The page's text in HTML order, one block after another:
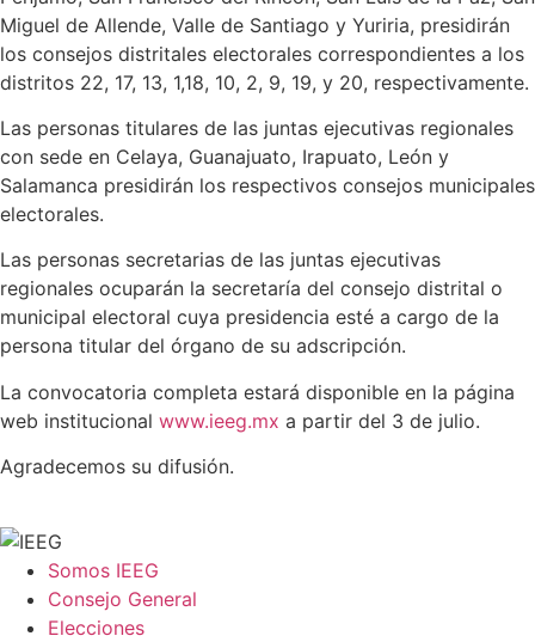
Miguel de Allende, Valle de Santiago y Yuriria, presidirán
los consejos distritales electorales correspondientes a los
distritos 22, 17, 13, 1,18, 10, 2, 9, 19, y 20, respectivamente.
Las personas titulares de las juntas ejecutivas regionales
con sede en Celaya, Guanajuato, Irapuato, León y
Salamanca presidirán los respectivos consejos municipales
electorales.
Las personas secretarias de las juntas ejecutivas
regionales ocuparán la secretaría del consejo distrital o
municipal electoral cuya presidencia esté a cargo de la
persona titular del órgano de su adscripción.
La convocatoria completa estará disponible en la página
web institucional www.ieeg.mx a partir del 3 de julio.
Agradecemos su difusión.
Somos IEEG
Consejo General
Elecciones